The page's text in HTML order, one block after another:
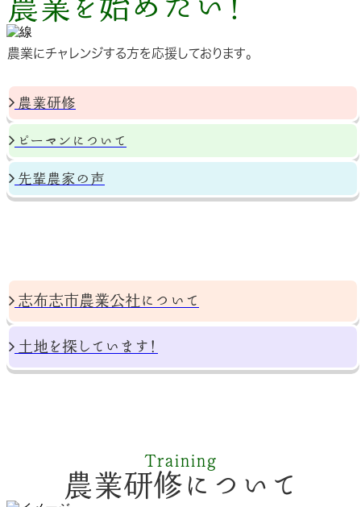
を
農業にチャレンジする方を応援しております。
農業研修
ピーマンについて
先輩農家の声
志布志市農業公社について
土地を探しています！
Training
農業研修について